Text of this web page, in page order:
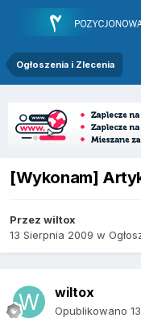
Ogłoszenia i Zlecenia
[Wykonam]
Przez wiltox
13 Sierpnia 2009 w
wiltox
Opublikowano